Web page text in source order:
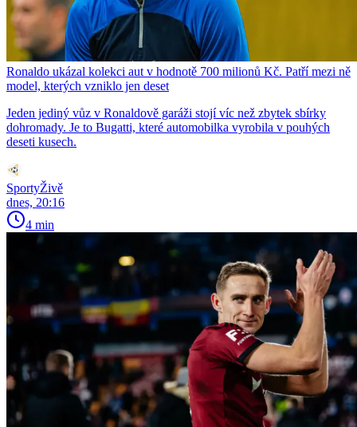
Ronaldo ukázal kolekci aut v hodnotě 700 milionů Kč. Patří mezi ně
model, kterých vzniklo jen deset
Jeden jediný vůz v Ronaldově garáži stojí víc než zbytek sbírky
dohromady. Je to Bugatti, které automobilka vyrobila v pouhých
deseti kusech.
SportyŽivě
dnes, 20:16
4 min